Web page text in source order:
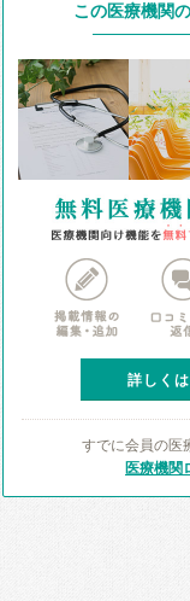
この医療機関
詳しく
すでに会員の医
医療機関